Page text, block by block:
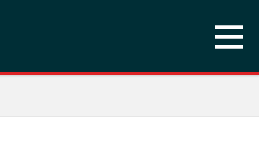
東京サイコパス
東京都